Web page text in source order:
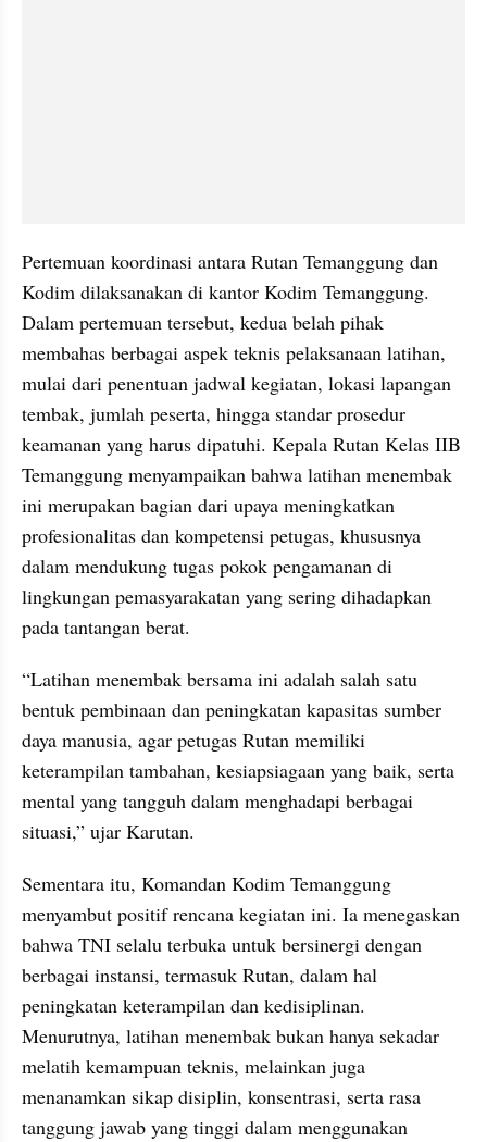
Pertemuan koordinasi antara Rutan Temanggung dan
Kodim dilaksanakan di kantor Kodim Temanggung.
Dalam pertemuan tersebut, kedua belah pihak
membahas berbagai aspek teknis pelaksanaan latihan,
mulai dari penentuan jadwal kegiatan, lokasi lapangan
tembak, jumlah peserta, hingga standar prosedur
keamanan yang harus dipatuhi. Kepala Rutan Kelas IIB
Temanggung menyampaikan bahwa latihan menembak
ini merupakan bagian dari upaya meningkatkan
profesionalitas dan kompetensi petugas, khususnya
dalam mendukung tugas pokok pengamanan di
lingkungan pemasyarakatan yang sering dihadapkan
pada tantangan berat.
“Latihan menembak bersama ini adalah salah satu
bentuk pembinaan dan peningkatan kapasitas sumber
daya manusia, agar petugas Rutan memiliki
keterampilan tambahan, kesiapsiagaan yang baik, serta
mental yang tangguh dalam menghadapi berbagai
situasi,” ujar Karutan.
Sementara itu, Komandan Kodim Temanggung
menyambut positif rencana kegiatan ini. Ia menegaskan
bahwa TNI selalu terbuka untuk bersinergi dengan
berbagai instansi, termasuk Rutan, dalam hal
peningkatan keterampilan dan kedisiplinan.
Menurutnya, latihan menembak bukan hanya sekadar
melatih kemampuan teknis, melainkan juga
menanamkan sikap disiplin, konsentrasi, serta rasa
tanggung jawab yang tinggi dalam menggunakan